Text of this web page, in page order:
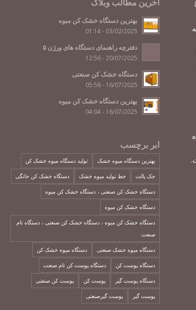
بهترین دستگاه خشک کن مبوه
03/02/2025 - 01:14
دفترچه راهنمای دستگاه های ورژن ۵
20/07/2025 - 12:56
دستگاه خشک کن صنعتی
16/07/2025 - 05:56
بهترین دستگاه خشک کن میوه
16/07/2025 - 04:04
ابر برچسب
بهترین دستگاه میوه خشک تولید دستگاه میوه خشک کن
جک پالت خط تولید میوه خشک دستگاه خشک کن خانگی
دستگاه خشک کن صنعتی ، دستگاه خشک کن میوه
دستگاه خشک کن میوه
دستگاه خشک کن میوه ، دستگاه خشک کن صنعتی ، دستگاه تام
صنعت
دستگاه میوه خشک صنعتی دستگاه میوه خشک کن
دستگاه پوست کن دستگاه پوست کن تام صنعت
دستگاه پوست گیر پوست کن پوست کن صنعتی
پوست گیر پوست گیرصنعتی